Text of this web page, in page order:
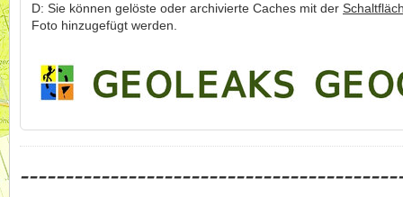
D: Sie können gelöste oder archivierte Caches mit der
Foto hinzugefügt werden.